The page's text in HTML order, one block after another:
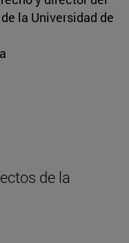
la Universidad de
de la